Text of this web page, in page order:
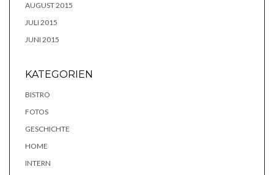
AUGUST 2015
JULI 2015
JUNI 2015
KATEGORIEN
BISTRO
FOTOS
GESCHICHTE
HOME
INTERN